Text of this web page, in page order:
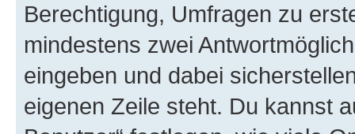
Berechtigung, Umfragen zu
mindestens zwei
eingeben und dabei
eigenen Zeile steht. Du kannst